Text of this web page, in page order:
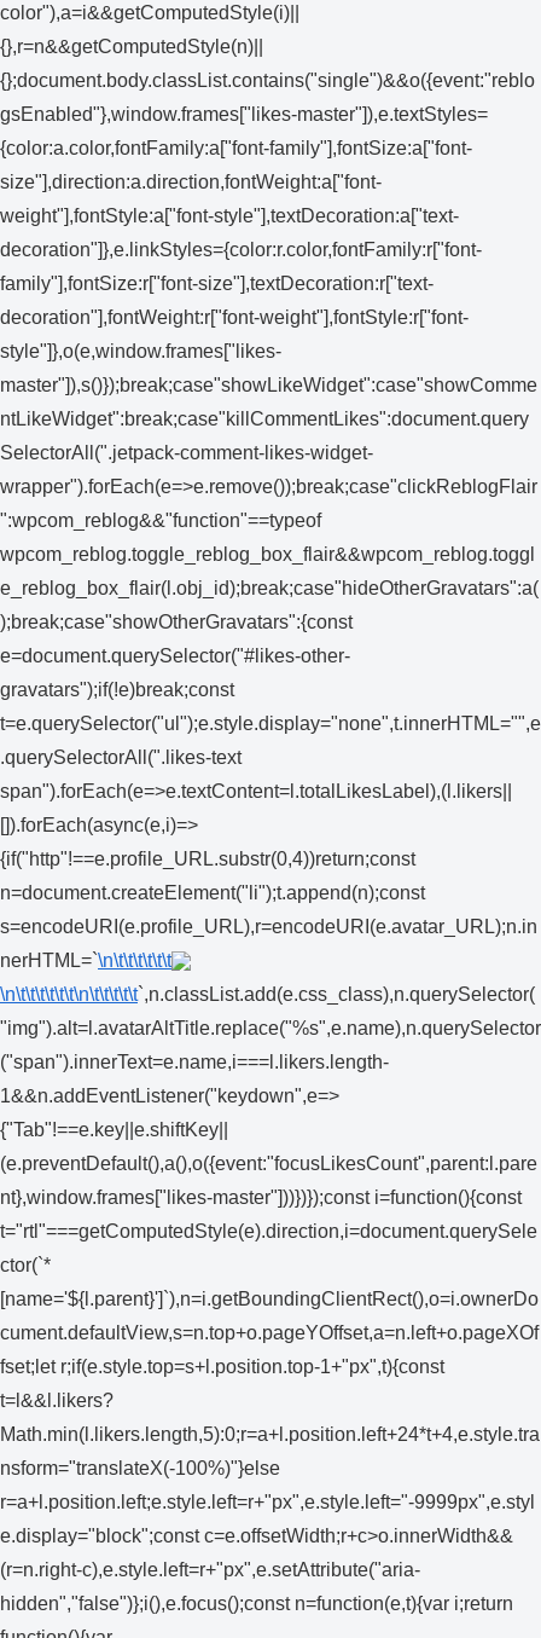
color"),a=i&&getComputedStyle(i)||
{},r=n&&getComputedStyle(n)||
{};document.body.classList.contains("single")&&o({event:"reblo
gsEnabled"},window.frames["likes-master"]),e.textStyles=
{color:a.color,fontFamily:a["font-family"],fontSize:a["font-
size"],direction:a.direction,fontWeight:a["font-
weight"],fontStyle:a["font-style"],textDecoration:a["text-
decoration"]},e.linkStyles={color:r.color,fontFamily:r["font-
family"],fontSize:r["font-size"],textDecoration:r["text-
decoration"],fontWeight:r["font-weight"],fontStyle:r["font-
style"]},o(e,window.frames["likes-
master"]),s()});break;case"showLikeWidget":case"showComme
ntLikeWidget":break;case"killCommentLikes":document.query
SelectorAll(".jetpack-comment-likes-widget-
wrapper").forEach(e=>e.remove());break;case"clickReblogFlair
":wpcom_reblog&&"function"==typeof
wpcom_reblog.toggle_reblog_box_flair&&wpcom_reblog.toggl
e_reblog_box_flair(l.obj_id);break;case"hideOtherGravatars":a(
);break;case"showOtherGravatars":{const
e=document.querySelector("#likes-other-
gravatars");if(!e)break;const
t=e.querySelector("ul");e.style.display="none",t.innerHTML="",e
.querySelectorAll(".likes-text
span").forEach(e=>e.textContent=l.totalLikesLabel),(l.likers||
[]).forEach(async(e,i)=>
{if("http"!==e.profile_URL.substr(0,4))return;const
n=document.createElement("li");t.append(n);const
s=encodeURI(e.profile_URL),r=encodeURI(e.avatar_URL);n.in
nerHTML=`\n\t\t\t\t\t\t
\n\t\t\t\t\t\t\n\t\t\t\t\t`,n.classList.add(e.css_class),n.querySelector(
"img").alt=l.avatarAltTitle.replace("%s",e.name),n.querySelector
("span").innerText=e.name,i===l.likers.length-
1&&n.addEventListener("keydown",e=>
{"Tab"!==e.key||e.shiftKey||
(e.preventDefault(),a(),o({event:"focusLikesCount",parent:l.pare
nt},window.frames["likes-master"]))})});const i=function(){const
t="rtl"===getComputedStyle(e).direction,i=document.querySele
ctor(`*
[name='${l.parent}']`),n=i.getBoundingClientRect(),o=i.ownerDo
cument.defaultView,s=n.top+o.pageYOffset,a=n.left+o.pageXOf
fset;let r;if(e.style.top=s+l.position.top-1+"px",t){const
t=l&&l.likers?
Math.min(l.likers.length,5):0;r=a+l.position.left+24*t+4,e.style.tra
nsform="translateX(-100%)"}else
r=a+l.position.left;e.style.left=r+"px",e.style.left="-9999px",e.styl
e.display="block";const c=e.offsetWidth;r+c>o.innerWidth&&
(r=n.right-c),e.style.left=r+"px",e.setAttribute("aria-
hidden","false")};i(),e.focus();const n=function(e,t){var i;return